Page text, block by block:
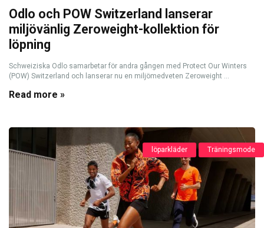
Odlo och POW Switzerland lanserar
miljövänlig Zeroweight-kollektion för
löpning
Schweiziska Odlo samarbetar för andra gången med Protect Our Winters
(POW) Switzerland och lanserar nu en miljömedveten Zeroweight ...
Read more »
löparkläder Träningsmode